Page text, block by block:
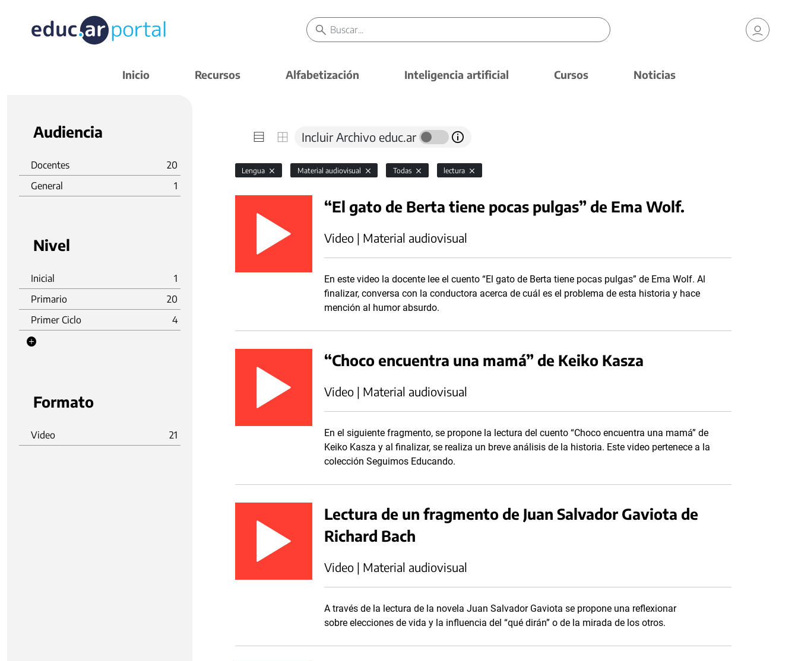
Inicio Recursos Alfabetización Inteligencia artificial Cursos Noticias
Audiencia
Docentes
20
General
1
Nivel
Inicial
1
Primario
20
Primer Ciclo
4
Formato
Video 21
Incluir Archivo educ.ar
Lengua Material audiovisual Todas lectura
“El gato de Berta tiene pocas pulgas” de Ema Wolf.
Video | Material audiovisual
En este video la docente lee el cuento “El gato de Berta tiene pocas pulgas” de Ema Wolf. Al
finalizar, conversa con la conductora acerca de cuál es el problema de esta historia y hace
mención al humor absurdo.
“Choco encuentra una mamá” de Keiko Kasza
Video | Material audiovisual
En el siguiente fragmento, se propone la lectura del cuento “Choco encuentra una mamá” de
Keiko Kasza y al finalizar, se realiza un breve análisis de la historia. Este video pertenece a la
colección Seguimos Educando.
Lectura de un fragmento de Juan Salvador Gaviota de
Richard Bach
Video | Material audiovisual
A través de la lectura de la novela Juan Salvador Gaviota se propone una reflexionar
sobre elecciones de vida y la influencia del “qué dirán” o de la mirada de los otros.